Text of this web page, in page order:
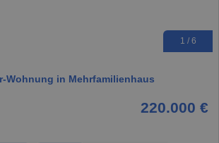
1 / 6
Wohnung in Mehrfamilienhaus
220.000 €